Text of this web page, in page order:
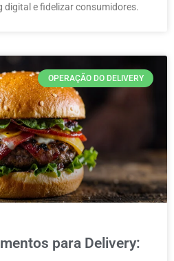
digital e fidelizar consumidores.
OPERAÇÃO DO DELIVERY
para Delivery: